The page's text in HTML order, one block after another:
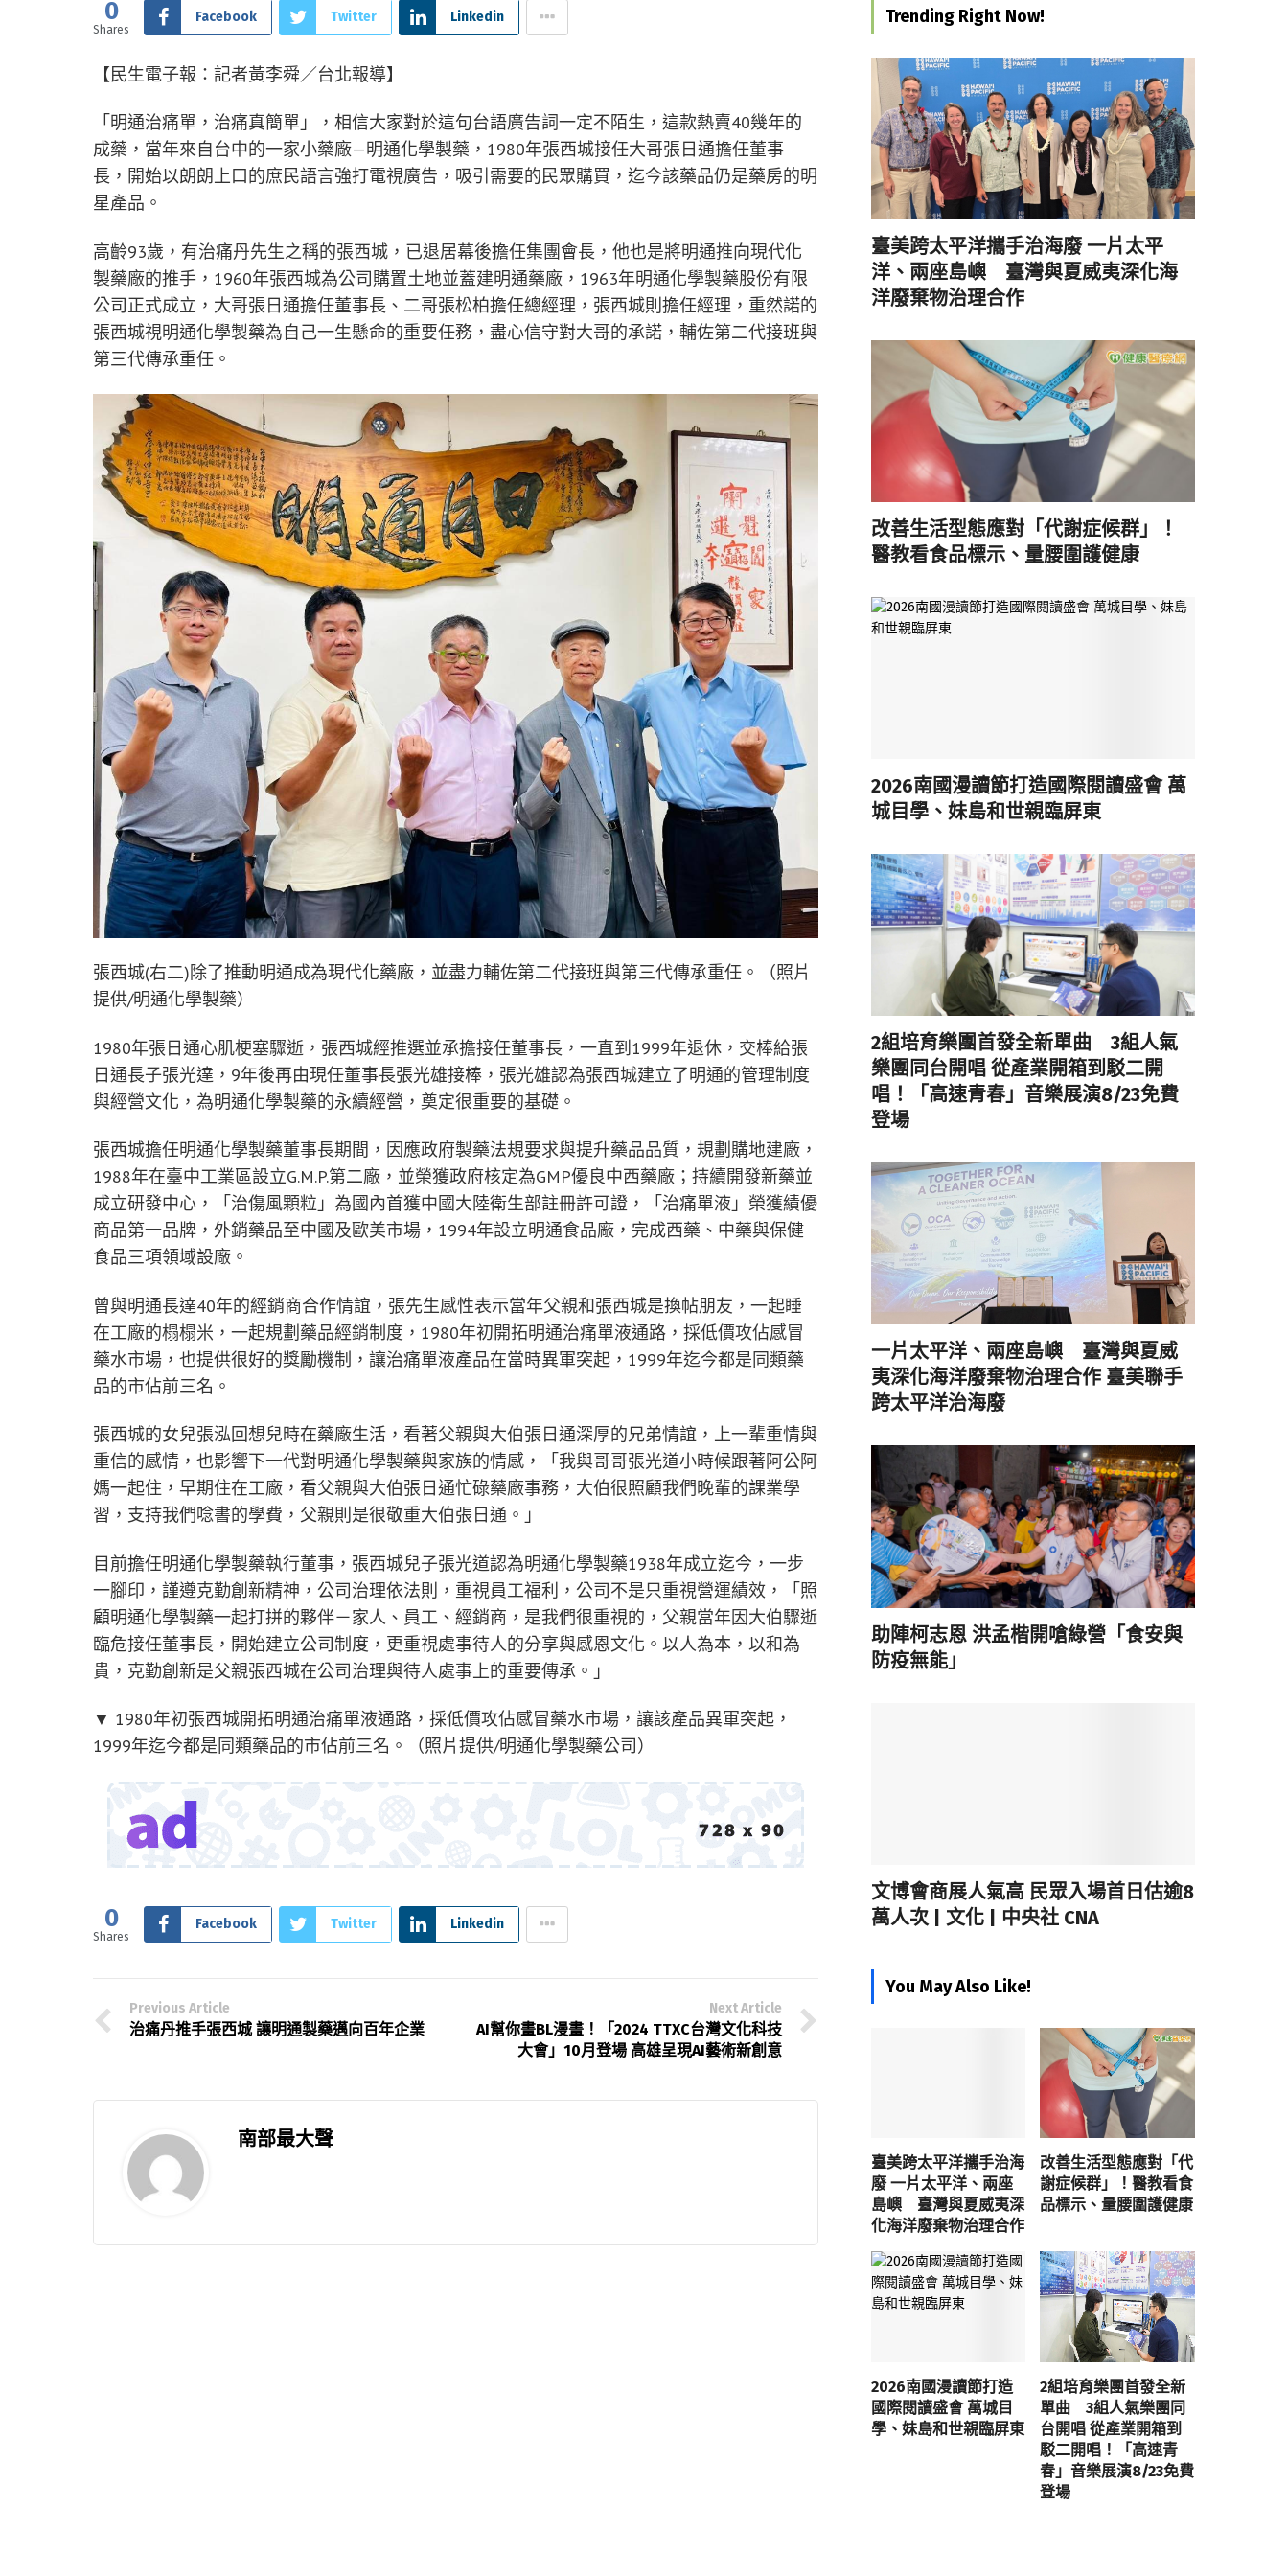
0
Shares
Facebook Twitter Linkedin
【民生電子報：記者黃李舜／台北報導】
「明通治痛單，治痛真簡單」，相信大家對於這句台語廣告詞一定不陌生，這款熱賣40幾年的
成藥，當年來自台中的一家小藥廠—明通化學製藥，1980年張西城接任大哥張日通擔任董事
長，開始以朗朗上口的庶民語言強打電視廣告，吸引需要的民眾購買，迄今該藥品仍是藥房的明
星產品。
高齡93歲，有治痛丹先生之稱的張西城，已退居幕後擔任集團會長，他也是將明通推向現代化
製藥廠的推手，1960年張西城為公司購置土地並蓋建明通藥廠，1963年明通化學製藥股份有限
公司正式成立，大哥張日通擔任董事長、二哥張松柏擔任總經理，張西城則擔任經理，重然諾的
張西城視明通化學製藥為自己一生懸命的重要任務，盡心信守對大哥的承諾，輔佐第二代接班與
第三代傳承重任。
張西城(右二)除了推動明通成為現代化藥廠，並盡力輔佐第二代接班與第三代傳承重任。（照片
提供/明通化學製藥）
1980年張日通心肌梗塞驟逝，張西城經推選並承擔接任董事長，一直到1999年退休，交棒給張
日通長子張光達，9年後再由現任董事長張光雄接棒，張光雄認為張西城建立了明通的管理制度
與經營文化，為明通化學製藥的永續經營，奠定很重要的基礎。
張西城擔任明通化學製藥董事長期間，因應政府製藥法規要求與提升藥品品質，規劃購地建廠，
1988年在臺中工業區設立G.M.P.第二廠，並榮獲政府核定為GMP優良中西藥廠；持續開發新藥並
成立研發中心，「治傷風顆粒」為國內首獲中國大陸衛生部註冊許可證，「治痛單液」榮獲績優
商品第一品牌，外銷藥品至中國及歐美市場，1994年設立明通食品廠，完成西藥、中藥與保健
食品三項領域設廠。
曾與明通長達40年的經銷商合作情誼，張先生感性表示當年父親和張西城是換帖朋友，一起睡
在工廠的榻榻米，一起規劃藥品經銷制度，1980年初開拓明通治痛單液通路，採低價攻佔感冒
藥水市場，也提供很好的獎勵機制，讓治痛單液產品在當時異軍突起，1999年迄今都是同類藥
品的市佔前三名。
張西城的女兒張泓回想兒時在藥廠生活，看著父親與大伯張日通深厚的兄弟情誼，上一輩重情與
重信的感情，也影響下一代對明通化學製藥與家族的情感，「我與哥哥張光道小時候跟著阿公阿
媽一起住，早期住在工廠，看父親與大伯張日通忙碌藥廠事務，大伯很照顧我們晚輩的課業學
習，支持我們唸書的學費，父親則是很敬重大伯張日通。」
目前擔任明通化學製藥執行董事，張西城兒子張光道認為明通化學製藥1938年成立迄今，一步
一腳印，謹遵克勤創新精神，公司治理依法則，重視員工福利，公司不是只重視營運績效，「照
顧明通化學製藥一起打拼的夥伴－家人、員工、經銷商，是我們很重視的，父親當年因大伯驟逝
臨危接任董事長，開始建立公司制度，更重視處事待人的分享與感恩文化。以人為本，以和為
貴，克勤創新是父親張西城在公司治理與待人處事上的重要傳承。」
▼ 1980年初張西城開拓明通治痛單液通路，採低價攻佔感冒藥水市場，讓該產品異軍突起，
1999年迄今都是同類藥品的市佔前三名。（照片提供/明通化學製藥公司）
0
Shares
Facebook Twitter Linkedin
Previous Article
治痛丹推手張西城 讓明通製藥邁向百年企業
Next Article
AI幫你畫BL漫畫！「2024 TTXC台灣文化科技
大會」10月登場 高雄呈現AI藝術新創意
南部最大聲
Trending Right Now!
臺美跨太平洋攜手治海廢 一片太平
洋、兩座島嶼 臺灣與夏威夷深化海
洋廢棄物治理合作
改善生活型態應對「代謝症候群」！
醫教看食品標示、量腰圍護健康
2026南國漫讀節打造國際閱讀盛會 萬
城目學、妹島和世親臨屏東
2組培育樂團首發全新單曲 3組人氣
樂團同台開唱 從產業開箱到駁二開
唱！「高速青春」音樂展演8/23免費
登場
一片太平洋、兩座島嶼 臺灣與夏威
夷深化海洋廢棄物治理合作 臺美聯手
跨太平洋治海廢
助陣柯志恩 洪孟楷開嗆綠營「食安與
防疫無能」
文博會商展人氣高 民眾入場首日估逾8
萬人次 | 文化 | 中央社 CNA
You May Also Like!
臺美跨太平洋攜手治海
廢 一片太平洋、兩座
島嶼 臺灣與夏威夷深
化海洋廢棄物治理合作
改善生活型態應對「代
謝症候群」！醫教看食
品標示、量腰圍護健康
2026南國漫讀節打造
國際閱讀盛會 萬城目
學、妹島和世親臨屏東
2組培育樂團首發全新
單曲 3組人氣樂團同
台開唱 從產業開箱到
駁二開唱！「高速青
春」音樂展演8/23免費
登場